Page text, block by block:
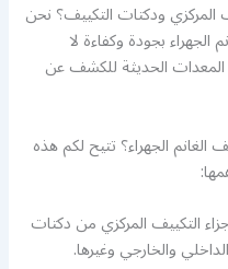
ودكتات التكييف؟ نحن
بجودة وكفاءة لا
المعدات الحديثة للكشف عن
الجهراء؟ تتيح لكم هذه
التكييف المركزي من دكتات
والخارجي وغيرها.